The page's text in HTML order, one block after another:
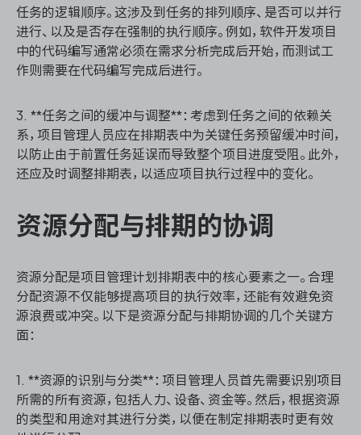
任务的逻辑顺序。这涉及到任务的排列顺序、是否可以并行
进行、以及是否存在强制的执行顺序。例如，软件开发项目
中的代码编写通常必须在需求分析完成后开始，而测试工
作则需要在代码编写完成后进行。
3. **任务之间的缓冲与调整**：考虑到任务之间的依赖关
系，项目管理人员应在排期表中为关键任务预留缓冲时间，
以防止由于前置任务延误而导致整个项目进度受阻。此外，
还应及时调整排期表，以适应项目执行过程中的变化。
资源分配与排期的协调
资源分配是项目管理计划排期表中的核心要素之一。合理
分配资源不仅能够提高项目的执行效率，还能有效避免资
源浪费或冲突。以下是资源分配与排期协调的几个关键方
面：
1. **资源的识别与分类**：项目管理人员首先需要识别项目
所需的所有资源，包括人力、设备、资金等。然后，根据资源
的类型和用途对其进行分类，以便在制定排期表时更有效